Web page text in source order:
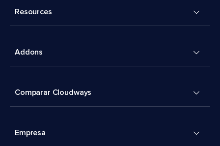
Resources
Addons
Comparar Cloudways
Empresa